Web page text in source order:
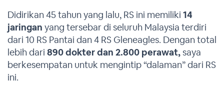
Didirikan 45 tahun yang lalu, RS ini memiliki 14
jaringan yang tersebar di seluruh Malaysia terdiri
dari 10 RS Pantai dan 4 RS Gleneagles. Dengan total
lebih dari 890 dokter dan 2.800 perawat, saya
berkesempatan untuk mengintip “dalaman” dari RS
ini.